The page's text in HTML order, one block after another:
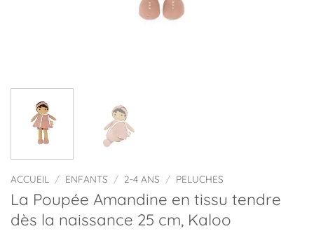
ACCUEIL / ENFANTS / 2-4 ANS / PELUCHES
La Poupée Amandine en tissu tendre
dès la naissance 25 cm, Kaloo